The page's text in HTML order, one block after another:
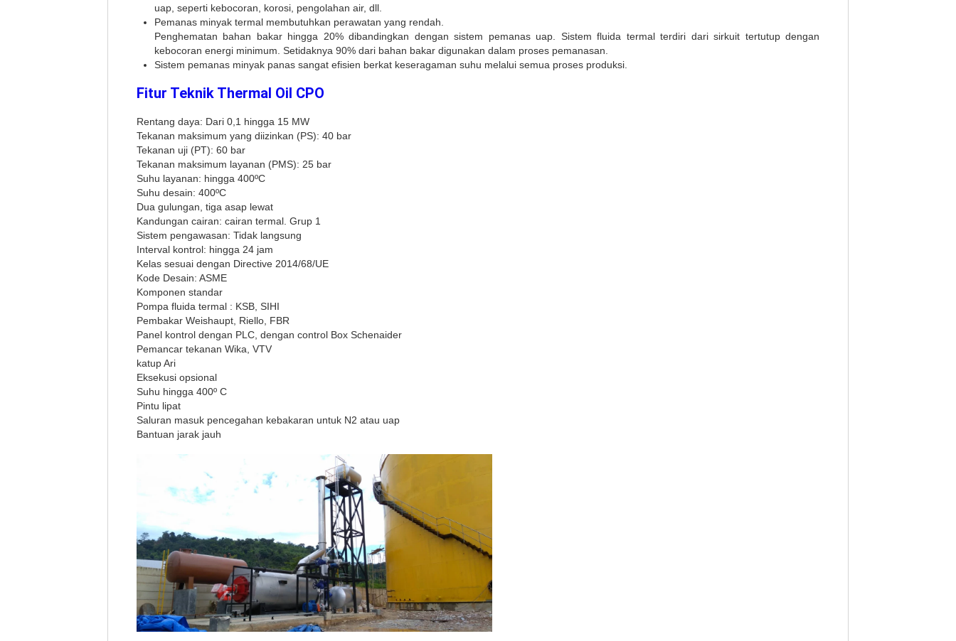
uap, seperti kebocoran, korosi, pengolahan air, dll.
Pemanas minyak termal membutuhkan perawatan yang rendah.
Penghematan bahan bakar hingga 20% dibandingkan dengan sistem pemanas uap. Sistem fluida termal terdiri dari sirkuit tertutup dengan
kebocoran energi minimum. Setidaknya 90% dari bahan bakar digunakan dalam proses pemanasan.
Sistem pemanas minyak panas sangat efisien berkat keseragaman suhu melalui semua proses produksi.
Fitur Teknik Thermal Oil CPO
Rentang daya: Dari 0,1 hingga 15 MW
Tekanan maksimum yang diizinkan (PS): 40 bar
Tekanan uji (PT): 60 bar
Tekanan maksimum layanan (PMS): 25 bar
Suhu layanan: hingga 400ºC
Suhu desain: 400ºC
Dua gulungan, tiga asap lewat
Kandungan cairan: cairan termal. Grup 1
Sistem pengawasan: Tidak langsung
Interval kontrol: hingga 24 jam
Kelas sesuai dengan Directive 2014/68/UE
Kode Desain: ASME
Komponen standar
Pompa fluida termal : KSB, SIHI
Pembakar Weishaupt, Riello, FBR
Panel kontrol dengan PLC, dengan control Box Schenaider
Pemancar tekanan Wika, VTV
katup Ari
Eksekusi opsional
Suhu hingga 400º C
Pintu lipat
Saluran masuk pencegahan kebakaran untuk N2 atau uap
Bantuan jarak jauh